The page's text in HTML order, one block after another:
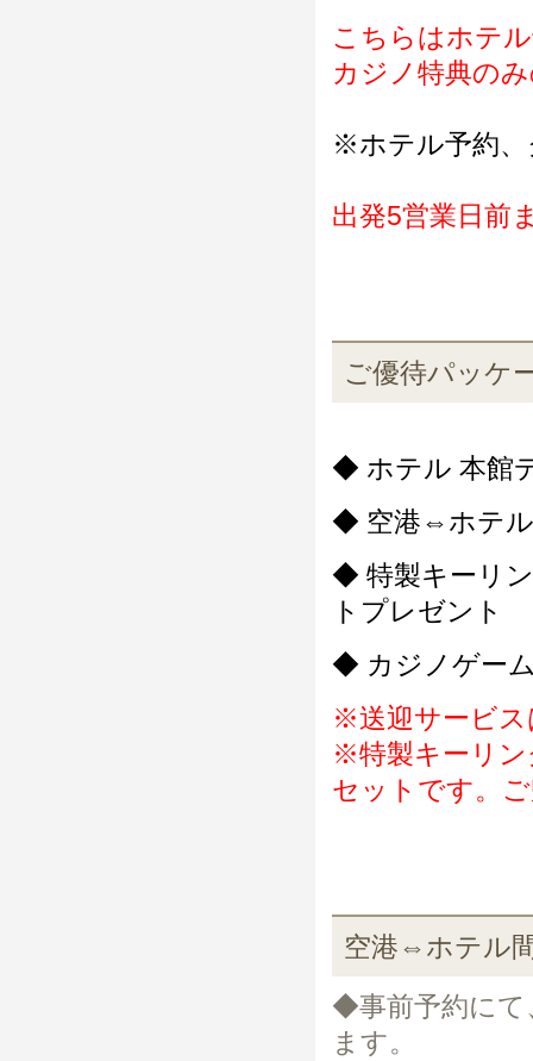
こちらはホテ
カジノ特典の
※ホテル予約、
出発5営業日前
ご優待パッケ
◆ ホテル 本館
◆ 空港⇔ホテル
◆ 特製キーリ
トプレゼント
◆ カジノゲー
※送迎サービス
※特製キーリン
セットです。
空港⇔ホテル
◆事前予約にて
ます。